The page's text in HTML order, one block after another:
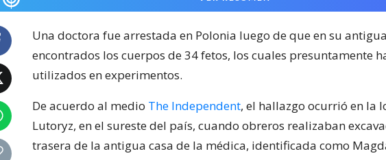
Una doctora fue arrestada en Polonia luego de que en su
encontrados los cuerpos de 34 fetos, los cuales presuntamente
utilizados en experimentos.
De acuerdo al medio The Independent, el hallazgo ocurrió en la
Lutoryz, en el sureste del país, cuando obreros realizaban
trasera de la antigua casa de la médica, identificada como